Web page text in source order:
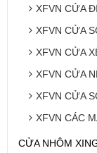
XFVN CỬA
XFVN CỬA
XFVN CỬA
XFVN CỬA
XFVN CỬA
XFVN CÁC
CỬA NHÔM